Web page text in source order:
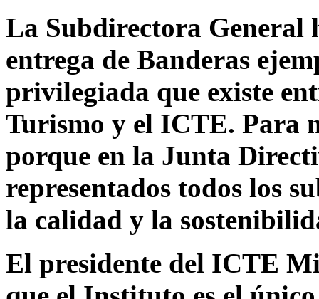
La Subdirectora General
entrega de Banderas
privilegiada que existe
Turismo y el ICTE. Para
porque en la Junta
representados todos los
la calidad y la
El presidente del ICTE